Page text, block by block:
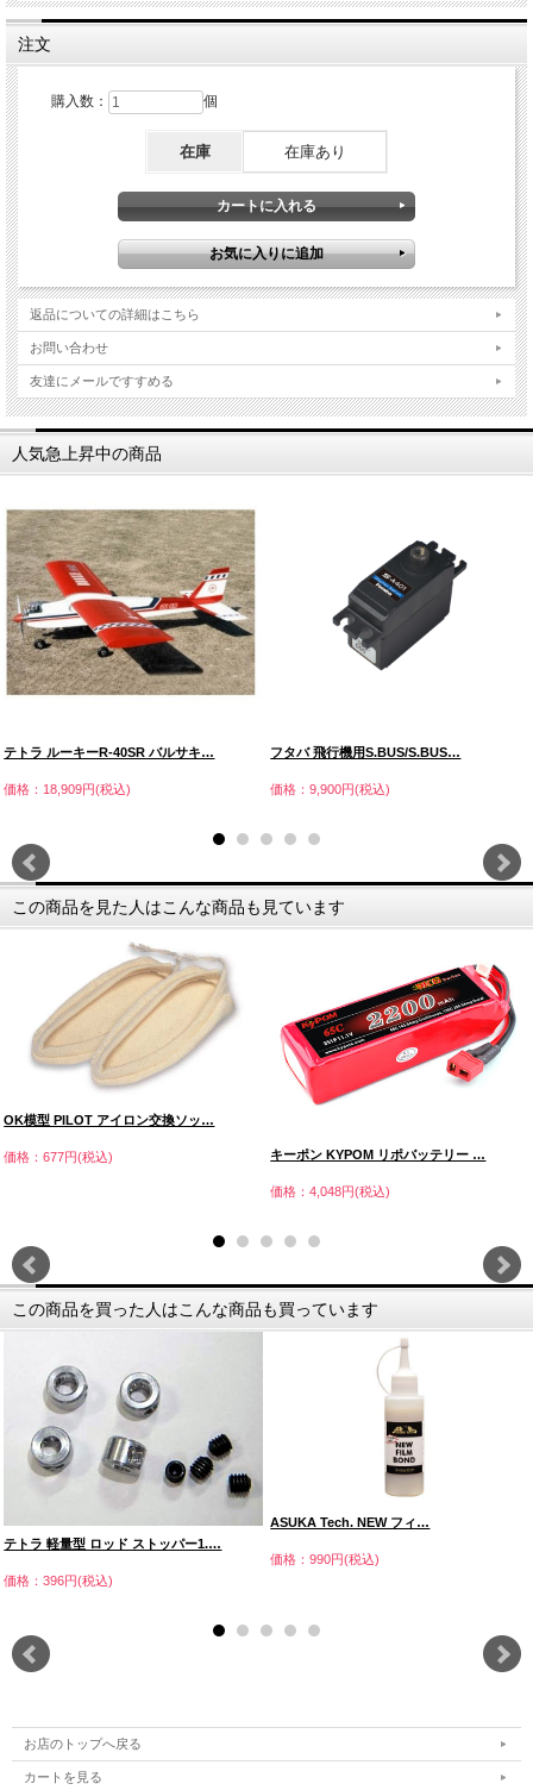
注文
購入数： 個
在庫 在庫あり
返品についての詳細はこちら
お問い合わせ
友達にメールですすめる
人気急上昇中の商品
テトラ ルーキーR-40SR バルサキ…
価格：18,909円(税込)
フタバ 飛行機用S.BUS/S.BUS…
価格：9,900円(税込)
この商品を見た人はこんな商品も見ています
OK模型 PILOT アイロン交換ソッ…
価格：677円(税込) キーポン KYPOM リポバッテリー …
価格：4,048円(税込)
この商品を買った人はこんな商品も買っています
テトラ 軽量型 ロッド ストッパー1.…
価格：396円(税込)
ASUKA Tech. NEW フィ…
価格：990円(税込)
お店のトップへ戻る
カートを見る